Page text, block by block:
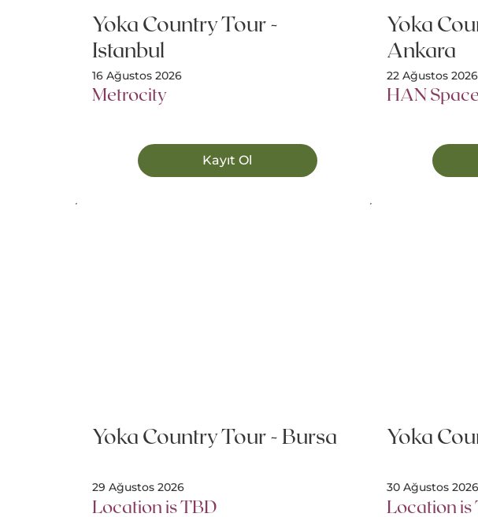
Yoka Country Tour -
Istanbul
16 Ağustos 2026
Metrocity
Kayıt Ol
Yoka
Ankara
22 Ağustos 2026
HAN
Yoka Country Tour - Bursa
29 Ağustos 2026
Location is TBD
Yoka
30 Ağustos 2026
Location is